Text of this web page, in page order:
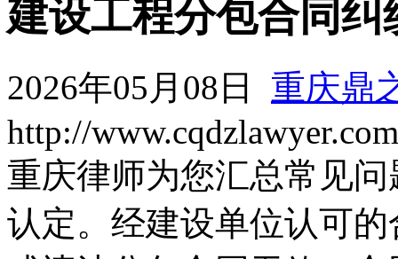
建设工程分包合同纠
2026年05月08日 重庆鼎
http://www.cqdzlawyer.com
重庆律师为您汇总常见
认定。经建设单位认可